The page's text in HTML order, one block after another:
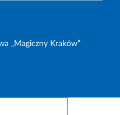
„Magiczny Kraków”